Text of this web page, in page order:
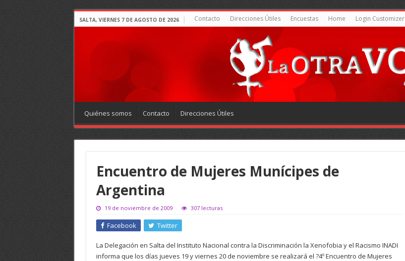
SALTA, VIERNES 7 DE AGOSTO DE 2026 Contacto Direcciones Útiles Encuestas Home Login Customizer
Quiénes somos Contacto Direcciones Útiles
Encuentro de Mujeres Munícipes de
Argentina
19 de noviembre de 2009 307 lecturas
Facebook Twitter
La Delegación en Salta del Instituto Nacional contra la Discriminación la Xenofobia y el Racismo INADI
informa que los días jueves 19 y viernes 20 de noviembre se realizará el ?4º Encuentro de Mujeres